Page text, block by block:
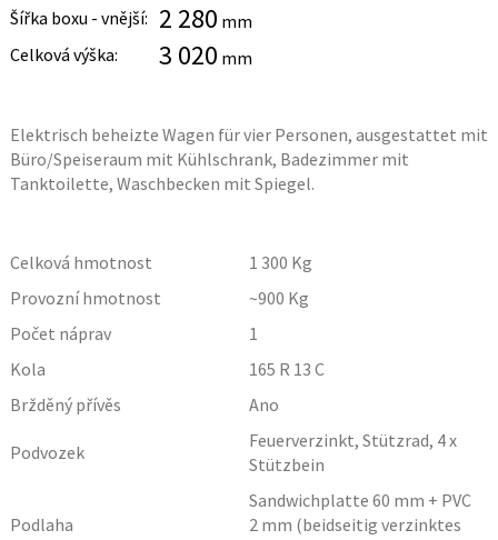
Šířka boxu - vnější: 2 280 mm
Celková výška:
3 020 mm
Elektrisch beheizte Wagen für vier Personen, ausgestattet mit
Büro/Speiseraum mit Kühlschrank, Badezimmer mit
Tanktoilette, Waschbecken mit Spiegel.
Celková hmotnost 1 300 Kg
Provozní hmotnost
~900 Kg
Počet náprav
1
Kola
165 R 13 C
Bržděný přívěs
Ano
Podvozek
Feuerverzinkt, Stützrad, 4 x
Stützbein
Podlaha
Sandwichplatte 60 mm + PVC
2 mm (beidseitig verzinktes